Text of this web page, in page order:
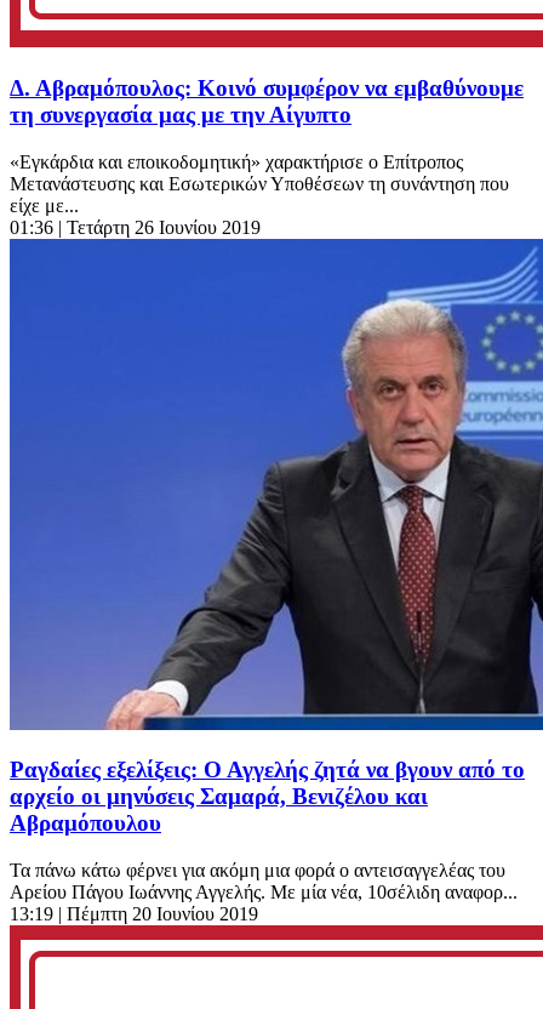
Δ. Αβραμόπουλος: Κοινό συμφέρον να εμβαθύνουμε
τη συνεργασία μας με την Αίγυπτο
«Εγκάρδια και εποικοδομητική» χαρακτήρισε ο Επίτροπος
Μετανάστευσης και Εσωτερικών Υποθέσεων τη συνάντηση που
είχε με...
01:36 | Τετάρτη 26 Ιουνίου 2019
Ραγδαίες εξελίξεις: Ο Αγγελής ζητά να βγουν από το
αρχείο οι μηνύσεις Σαμαρά, Βενιζέλου και
Αβραμόπουλου
Τα πάνω κάτω φέρνει για ακόμη μια φορά ο αντεισαγγελέας του
Αρείου Πάγου Ιωάννης Αγγελής. Με μία νέα, 10σέλιδη αναφορ...
13:19 | Πέμπτη 20 Ιουνίου 2019